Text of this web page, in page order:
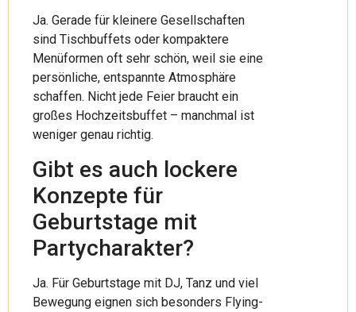
Ja. Gerade für kleinere Gesellschaften
sind Tischbuffets oder kompaktere
Menüformen oft sehr schön, weil sie eine
persönliche, entspannte Atmosphäre
schaffen. Nicht jede Feier braucht ein
großes Hochzeitsbuffet – manchmal ist
weniger genau richtig.
Gibt es auch lockere
Konzepte für
Geburtstage mit
Partycharakter?
Ja. Für Geburtstage mit DJ, Tanz und viel
Bewegung eignen sich besonders Flying-